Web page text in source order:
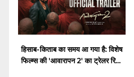
हिसाब-किताब का समय आ गया है: विशेष
फिल्म्स की 'आवारापन 2' का ट्रेलर रि...